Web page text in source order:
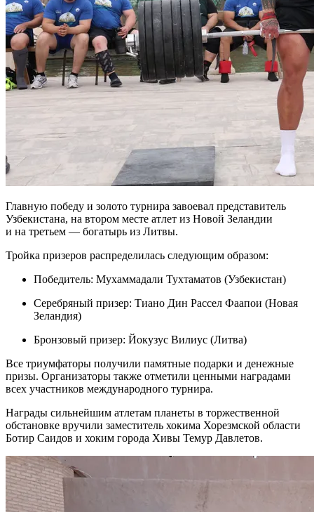
Главную победу и золото турнира завоевал представитель
Узбекистана, на втором месте атлет из Новой Зеландии
и на третьем — богатырь из Литвы.
Тройка призеров распределилась следующим образом:
Победитель: Мухаммадали Тухтаматов (Узбекистан)
Серебряный призер: Тиано Дин Рассел Фаапои (Новая
Зеландия)
Бронзовый призер: Йокузус Вилиус (Литва)
Все триумфаторы получили памятные подарки и денежные
призы. Организаторы также отметили ценными наградами
всех участников международного турнира.
Награды сильнейшим атлетам планеты в торжественной
обстановке вручили заместитель хокима Хорезмской области
Ботир Саидов и хоким города Хивы Темур Давлетов.